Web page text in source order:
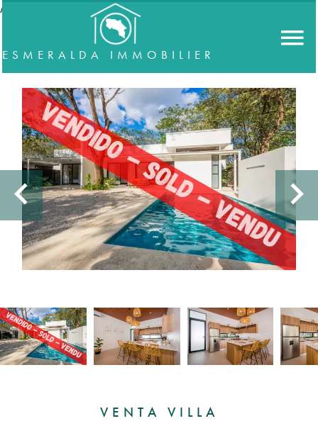
//accordeon
ESMERALDA IMMOBILIER
VENTA VILLA